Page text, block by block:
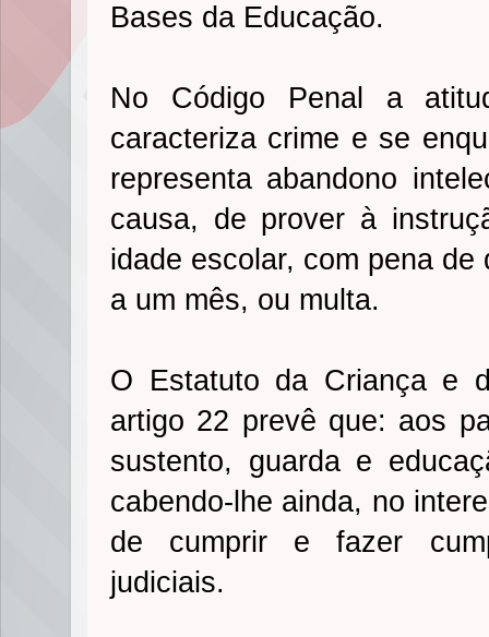
Bases da Educação.
No Código Penal a
caracteriza crime e se
representa abandono
causa, de prover à
idade escolar, com pena
a um mês, ou multa.
O Estatuto da Criança e
artigo 22 prevê que: aos
sustento, guarda e
cabendo-lhe ainda, no
de cumprir e fazer
judiciais.